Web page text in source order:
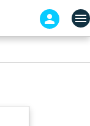
En-
tête